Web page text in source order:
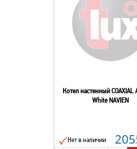
Котел настенный COAXIAL
White NAVIEN
Нет в наличии